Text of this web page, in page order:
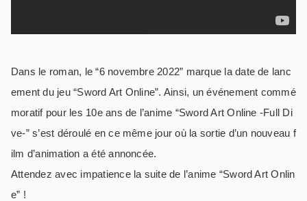
Dans le roman, le “6 novembre 2022” marque la date de lanc
ement du jeu “Sword Art Online”. Ainsi, un événement commé
moratif pour les 10e ans de l’anime “Sword Art Online -Full Di
ve-” s’est déroulé en ce même jour où la sortie d’un nouveau f
ilm d’animation a été annoncée.
Attendez avec impatience la suite de l’anime “Sword Art Onlin
e” !